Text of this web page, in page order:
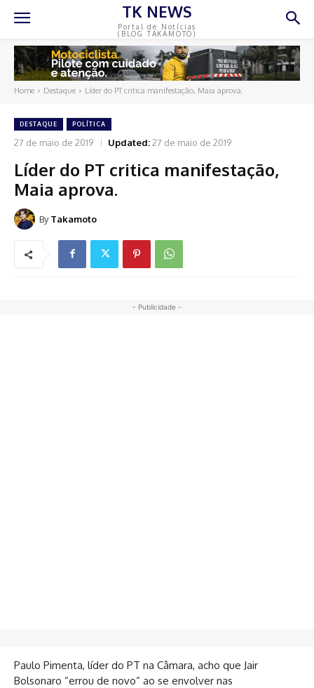
TK NEWS
Portal de Notícias
(BLOG TAKAMOTO)
Home Destaque Líder do PT critica manifestação, Maia aprova.
DESTAQUE POLÍTICA
27 de maio de 2019 Updated:27 de maio de 2019
Líder do PT critica manifestação,
Maia aprova.
By Takamoto
- Publicidade -
Paulo Pimenta, líder do PT na Câmara, acho que Jair
Bolsonaro “errou de novo” ao se envolver nas